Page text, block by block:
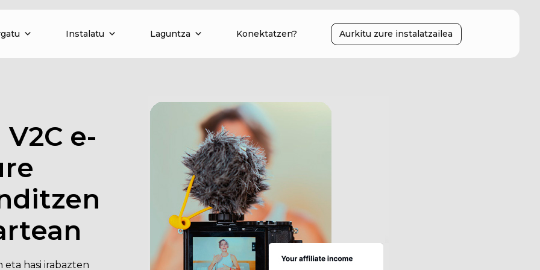
Instalatu Laguntza Konektatzen? Aurkitu zure instalatzailea
e-
eta hasi irabazten